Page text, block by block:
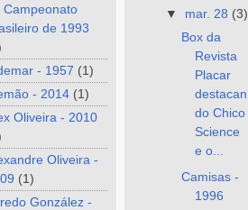
Campeonato
de 1993
- 1957 (1)
- 2014 (1)
Oliveira - 2010
Oliveira -
(1)
González -
▼ mar. 28 (3)
Box da
Revista
Placar
destacan
do Chico
Science
e o...
Camisas -
1996